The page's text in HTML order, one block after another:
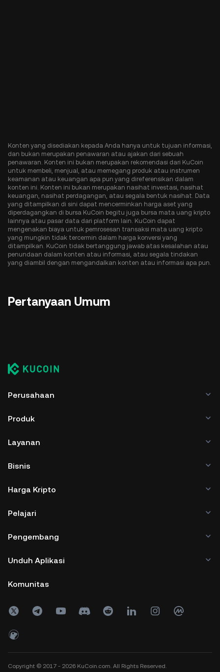
Konten yang disediakan kepada Anda hanya untuk tujuan informasi,
dan bukan merupakan penawaran atau ajakan dari sebuah
penawaran. Konten ini bukan merupakan rekomendasi dari KuCoin
untuk membeli, menjual, atau memegang produk atau instrumen
keamanan atau keuangan apa pun yang direferensikan dalam
konten ini. Konten ini bukan merupakan nasihat investasi, nasihat
keuangan, nasihat perdagangan, atau segala bentuk nasihat. Data
yang ditampilkan di sini dapat mencerminkan harga aset yang
diperdagangkan di bursa KuCoin begitu juga bursa mata uang kripto
lainnya atau pasar data dari platform lain. KuCoin dapat
mengenakan biaya untuk pemrosesan transaksi mata uang kripto
yang mungkin tidak tercermin dalam harga konversi yang
ditampilkan. KuCoin tidak bertanggung jawab atas kesalahan atau
penundaan dalam konten atau informasi, atau segala tindakan
yang diambil dengan mengandalkan konten atau informasi apa pun.
Pertanyaan Umum
Perusahaan
Produk
Layanan
Bisnis
Harga Kripto
Pelajari
Pengembang
Unduh Aplikasi
Komunitas
Copyright © 2017 - 2026 KuCoin.com. All Rights Reserved.